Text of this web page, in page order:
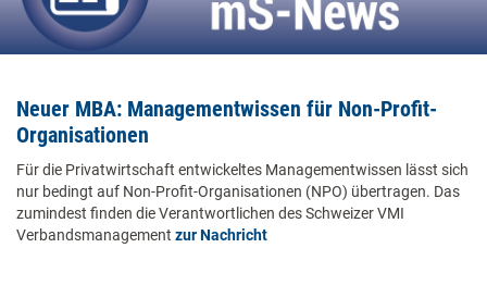
Neuer MBA: Managementwissen für Non-Profit-
Organisationen
Für die Privatwirtschaft entwickeltes Managementwissen lässt sich
nur bedingt auf Non-Profit-Organisationen (NPO) übertragen. Das
zumindest finden die Verantwortlichen des Schweizer VMI
Verbandsmanagement zur Nachricht